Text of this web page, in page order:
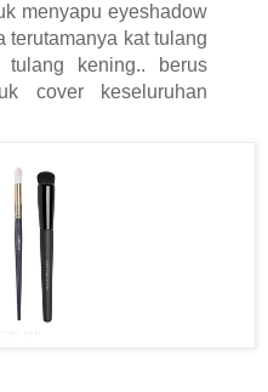
menyapu eyeshadow
terutamanya kat tulang
kening.. berus
cover keseluruhan